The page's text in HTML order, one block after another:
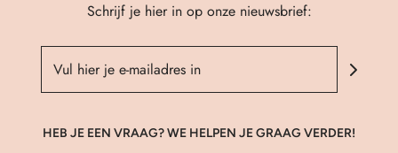
Schrijf je hier in op onze nieuwsbrief:
HEB JE EEN VRAAG? WE HELPEN JE GRAAG VERDER!